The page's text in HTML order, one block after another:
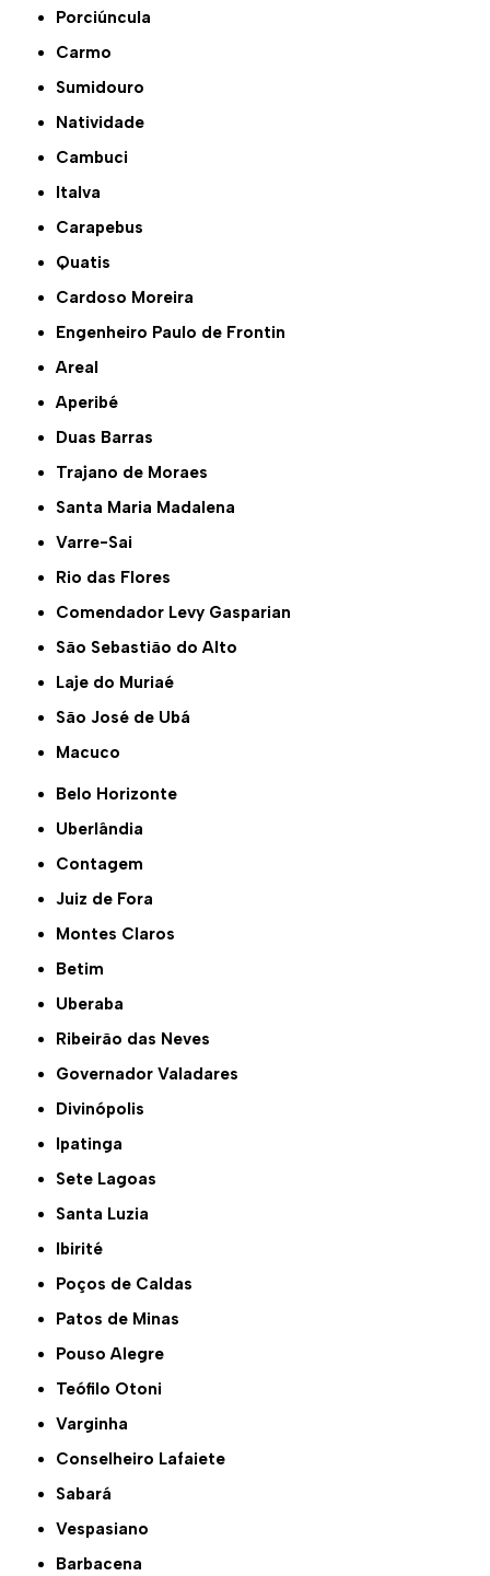
Porciúncula
Carmo
Sumidouro
Natividade
Cambuci
Italva
Carapebus
Quatis
Cardoso Moreira
Engenheiro Paulo de Frontin
Areal
Aperibé
Duas Barras
Trajano de Moraes
Santa Maria Madalena
Varre-Sai
Rio das Flores
Comendador Levy Gasparian
São Sebastião do Alto
Laje do Muriaé
São José de Ubá
Macuco
Belo Horizonte
Uberlândia
Contagem
Juiz de Fora
Montes Claros
Betim
Uberaba
Ribeirão das Neves
Governador Valadares
Divinópolis
Ipatinga
Sete Lagoas
Santa Luzia
Ibirité
Poços de Caldas
Patos de Minas
Pouso Alegre
Teófilo Otoni
Varginha
Conselheiro Lafaiete
Sabará
Vespasiano
Barbacena